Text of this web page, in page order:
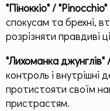
"Піноккіо" / "Pinocchio"
спокусам та брехні,
розрізняти правдиві
"Лихоманка джунглів"
контроль і внутрішні
протистояти своїм
пристрастям.